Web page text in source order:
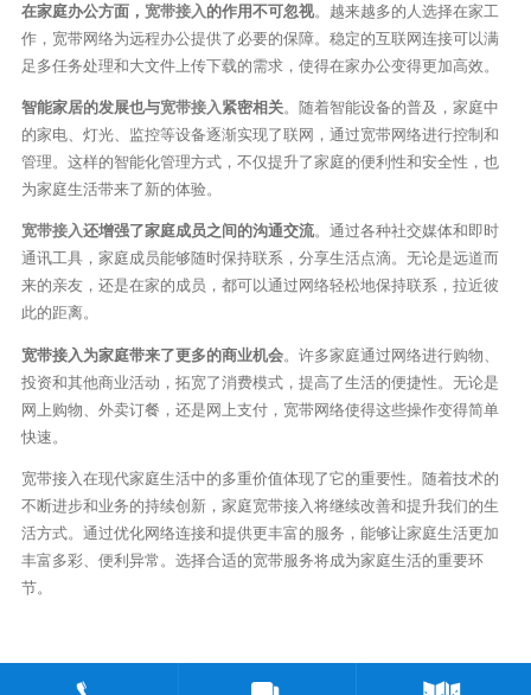
在家庭办公方面， 宽带接入 的作用不可忽视。越来越多的人选择在家工
作，宽带网络为远程办公提供了必要的保障。稳定的互联网连接可以满
足多任务处理和大文件上传下载的需求，使得在家办公变得更加高效。
智能家居的发展也与宽带接入 紧密相关。随着智能设备的普及，家庭中
的家电、灯光、监控等设备逐渐实现了联网，通过宽带网络进行控制和
管理。这样的智能化管理方式，不仅提升了家庭的便利性和安全性，也
为家庭生活带来了新的体验。
宽带接入还增强了家庭成员之间的沟通交流。通过各种社交媒体和即时
通讯工具，家庭成员能够随时保持联系，分享生活点滴。无论是远道而
来的亲友，还是在家的成员，都可以通过网络轻松地保持联系，拉近彼
此的距离。
宽带接入为家庭带来了更多的商业机会。许多家庭通过网络进行购物、
投资和其他商业活动，拓宽了消费模式，提高了生活的便捷性。无论是
网上购物、外卖订餐，还是网上支付，宽带网络使得这些操作变得简单
快速。
宽带接入在现代家庭生活中的多重价值体现了它的重要性。随着技术的
不断进步和业务的持续创新，家庭宽带接入将继续改善和提升我们的生
活方式。通过优化网络连接和提供更丰富的服务，能够让家庭生活更加
丰富多彩、便利异常。选择合适的宽带服务将成为家庭生活的重要环
节。